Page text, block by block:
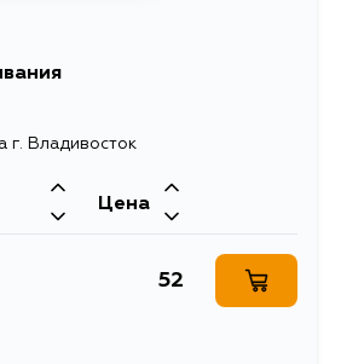
г. Владивосток
Цена
52